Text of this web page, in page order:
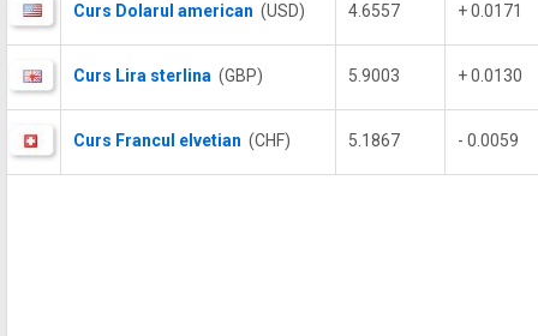
Curs Dolarul american (USD) 4.6557 + 0.0171
Curs Lira sterlina (GBP) 5.9003 + 0.0130
Curs Francul elvetian (CHF) 5.1867 - 0.0059